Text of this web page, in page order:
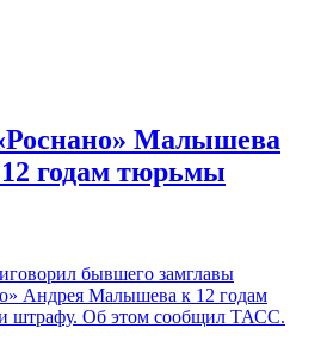
Малышева
годам тюрьмы
бывшего замглавы
Андрея Малышева к 12 годам
штрафу. Об этом сообщил ТАСС.